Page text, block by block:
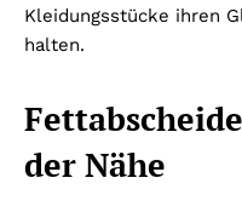
Kleidungsstücke ihren
halten.
der Nähe